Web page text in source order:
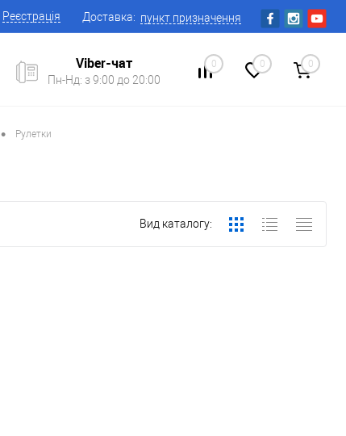
Реєстрація Доставка: пункт призначення
Viber-чат
Пн-Нд: з 9:00 до 20:00
0 0 0
• Рулетки
Вид каталогу: